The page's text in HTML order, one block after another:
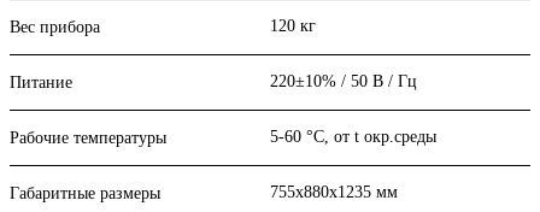
Вес прибора 120 кг
Питание 220±10% / 50 В / Гц
Рабочие температуры 5-60 °С, от t окр.среды
Габаритные размеры 755х880х1235 мм